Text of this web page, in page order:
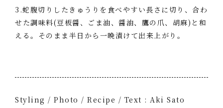
3.蛇腹切りしたきゅうりを食べやすい長さに切り、合わ
せた調味料(豆板醤、ごま油、醤油、鷹の爪、胡麻)と和
える。そのまま半日から一晩漬けて出来上がり。
Styling / Photo / Recipe / Text : Aki Sato